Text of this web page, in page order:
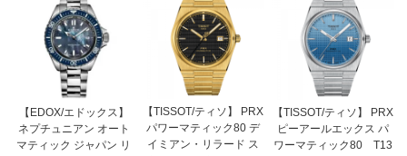
【EDOX/エドックス】
ネプチュニアン オート
マティック ジャパン リ
【TISSOT/ティソ】 PRX
パワーマティック80 デ
イミアン・リラード ス
【TISSOT/ティソ】 PRX
ピーアールエックス パ
ワーマティック80 T13